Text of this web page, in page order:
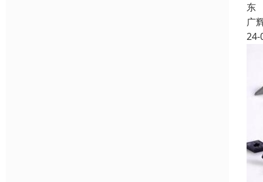
东
广
24-